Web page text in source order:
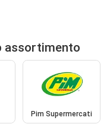
assortimento
Pim Supermercati